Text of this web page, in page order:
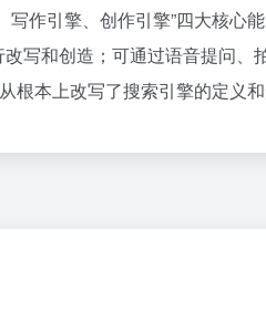
写作引擎、创作引擎”四大核
写和创造；可通过语音提问
根本上改写了搜索引擎的定义